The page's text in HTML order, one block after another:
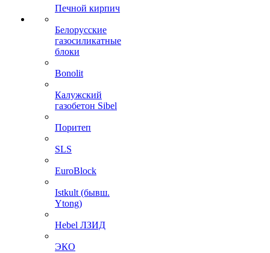
Печной кирпич
Белорусские
газосиликатные
блоки
Bonolit
Калужский
газобетон Sibel
Поритеп
SLS
EuroBlock
Istkult (бывш.
Ytong)
Hebel ЛЗИД
ЭКО